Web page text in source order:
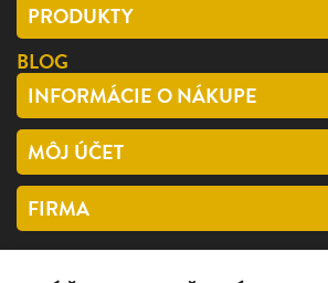
PRODUKTY
BLOG
INFORMÁCIE O NÁKUPE
MÔJ ÚČET
FIRMA